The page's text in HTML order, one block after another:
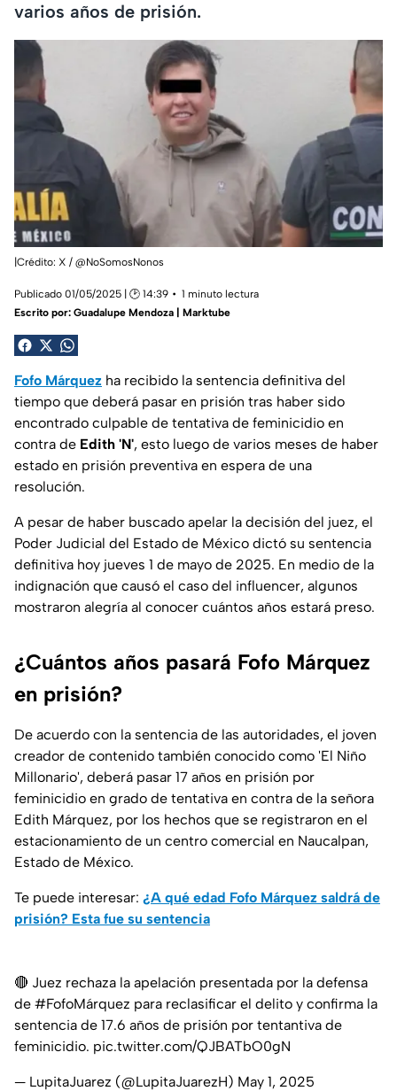
varios años de prisión.
|Crédito: X / @NoSomosNonos
Publicado 01/05/2025 | 🕑 14:39
1 minuto lectura
Escrito por: Guadalupe Mendoza | Marktube
Fofo Márquez ha recibido la sentencia definitiva del
tiempo que deberá pasar en prisión tras haber sido
encontrado culpable de tentativa de feminicidio en
contra de Edith 'N', esto luego de varios meses de haber
estado en prisión preventiva en espera de una
resolución.
A pesar de haber buscado apelar la decisión del juez, el
Poder Judicial del Estado de México dictó su sentencia
definitiva hoy jueves 1 de mayo de 2025. En medio de la
indignación que causó el caso del influencer, algunos
mostraron alegría al conocer cuántos años estará preso.
¿Cuántos años pasará Fofo Márquez
en prisión?
De acuerdo con la sentencia de las autoridades, el joven
creador de contenido también conocido como 'El Niño
Millonario', deberá pasar 17 años en prisión por
feminicidio en grado de tentativa en contra de la señora
Edith Márquez, por los hechos que se registraron en el
estacionamiento de un centro comercial en Naucalpan,
Estado de México.
Te puede interesar: ¿A qué edad Fofo Márquez saldrá de
prisión? Esta fue su sentencia
🔴 Juez rechaza la apelación presentada por la defensa
de #FofoMárquez para reclasificar el delito y confirma la
sentencia de 17.6 años de prisión por tentantiva de
feminicidio. pic.twitter.com/QJBATbO0gN
— LupitaJuarez (@LupitaJuarezH) May 1, 2025